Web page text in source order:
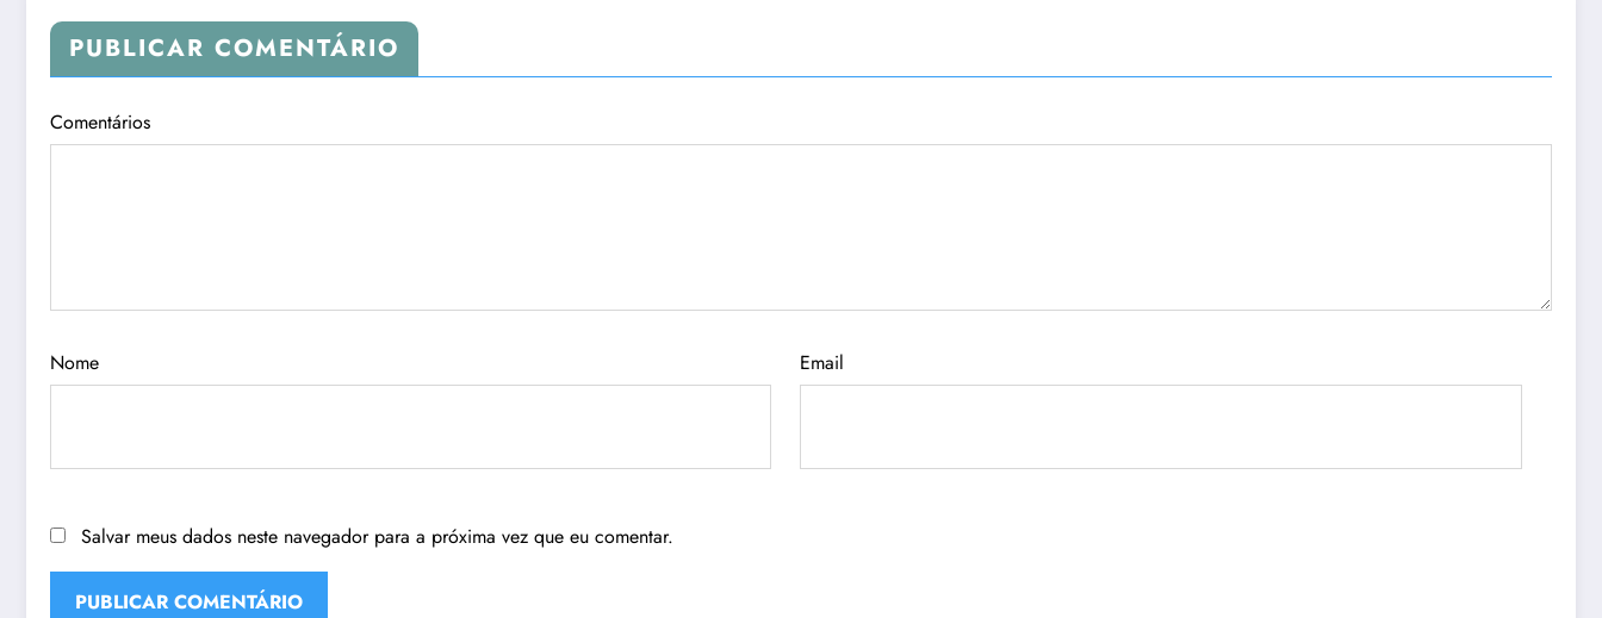
PUBLICAR COMENTÁRIO
Comentários
Nome Email
Salvar meus dados neste navegador para a próxima vez que eu comentar.